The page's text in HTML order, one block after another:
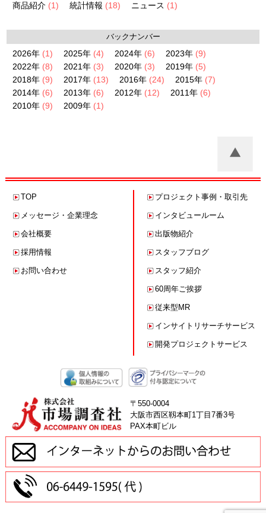
商品紹介 (1) 統計情報 (18) ニュース (1)
バックナンバー
2026年 (1) 2025年 (4) 2024年 (6) 2023年 (9)
2022年 (8) 2021年 (3) 2020年 (3) 2019年 (5)
2018年 (9) 2017年 (13) 2016年 (24) 2015年 (7)
2014年 (6) 2013年 (6) 2012年 (12) 2011年 (6)
2010年 (9) 2009年 (1)
TOP
メッセージ・企業理念
会社概要
採用情報
お問い合わせ
プロジェクト事例・ 取引先
インタビュールーム
出版物紹介
スタッフブログ
スタッフ紹介
60周年ご挨拶
従来型MR
インサイトリサーチサービス
開発プロジェクトサービス
〒550-0004
大阪市西区靱本町1丁目7番3号
PAX本町ビル